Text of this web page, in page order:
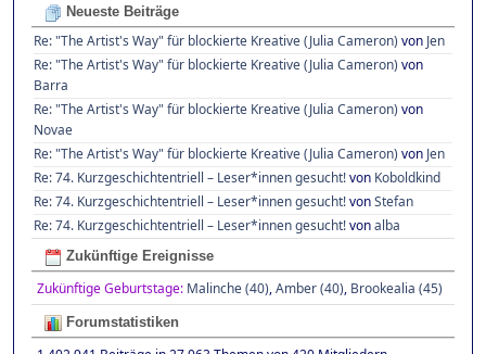
Neueste Beiträge
Re: "The Artist's Way" für blockierte Kreative (Julia Cameron) von Jen
Re: "The Artist's Way" für blockierte Kreative (Julia Cameron) von
Barra
Re: "The Artist's Way" für blockierte Kreative (Julia Cameron) von
Novae
Re: "The Artist's Way" für blockierte Kreative (Julia Cameron) von Jen
Re: 74. Kurzgeschichtentriell – Leser*innen gesucht!von Koboldkind
Re: 74. Kurzgeschichtentriell – Leser*innen gesucht!vonStefan
Re: 74. Kurzgeschichtentriell – Leser*innen gesucht!vonalba
Zukünftige Ereignisse
Zukünftige Geburtstage: Malinche (40),Amber (40), Brookealia (45)
Forumstatistiken